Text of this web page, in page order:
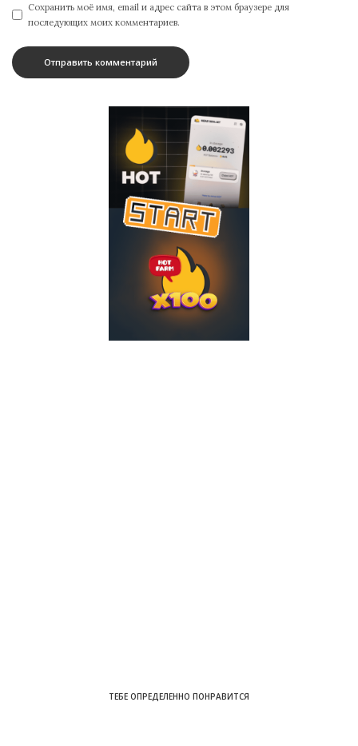
Сохранить моё имя, email и адрес сайта в этом браузере для
последующих моих комментариев.
ТЕБЕ ОПРЕДЕЛЕННО ПОНРАВИТСЯ